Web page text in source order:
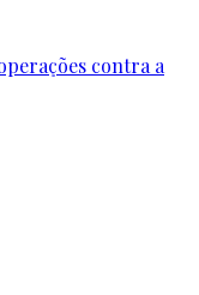
contra a